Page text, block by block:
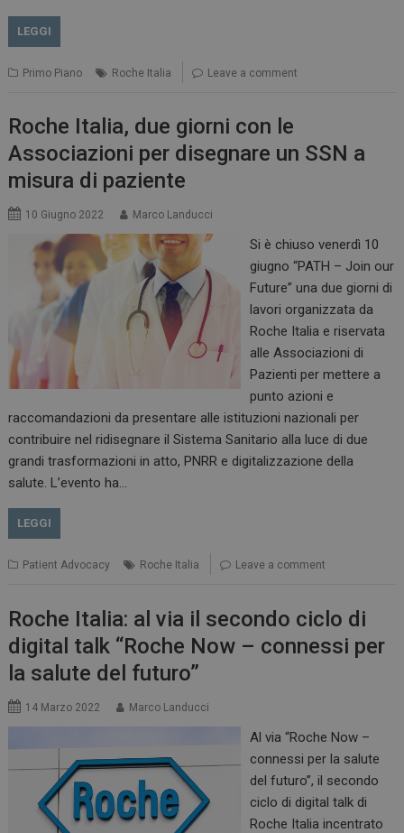
LEGGI
Primo Piano Roche Italia Leave a comment
Roche Italia, due giorni con le
Associazioni per disegnare un SSN a
misura di paziente
10 Giugno 2022 Marco Landucci
Si è chiuso venerdì 10
giugno “PATH – Join our
Future” una due giorni di
lavori organizzata da
Roche Italia e riservata
alle Associazioni di
Pazienti per mettere a
punto azioni e
raccomandazioni da presentare alle istituzioni nazionali per
contribuire nel ridisegnare il Sistema Sanitario alla luce di due
grandi trasformazioni in atto, PNRR e digitalizzazione della
salute. L’evento ha…
LEGGI
Patient Advocacy Roche Italia Leave a comment
Roche Italia: al via il secondo ciclo di
digital talk “Roche Now – connessi per
la salute del futuro”
14 Marzo 2022 Marco Landucci
Al via “Roche Now –
connessi per la salute
del futuro”, il secondo
ciclo di digital talk di
Roche Italia incentrato
I cookie necessari contribuiscono a rendere fruibile il
sito web abilitandone funzionalità di base quali la
navigazione sulle pagine e l'accesso alle aree
protette del sito. Il sito web non è in grado di
funzionare correttamente senza questi cookie.
NOME
FORNITORE / DOMINIO
_ga
Google LLC
.dailyhealthindustry.it
1 anno 1
mese
.www.dailyhealthindustry.it